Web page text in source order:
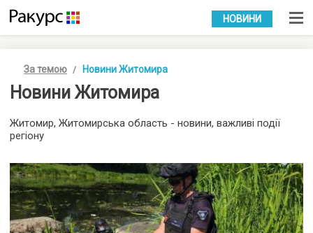
УКР РУС
НОВИНИ
За темою Новини Житомира
Новини Житомира
Житомир, Житомирська область - новини, важливі події
регіону